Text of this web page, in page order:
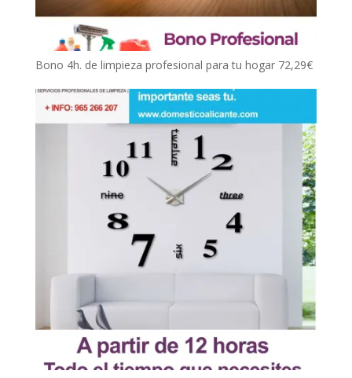
Bono 4h. de limpieza profesional para tu hogar 72,29€